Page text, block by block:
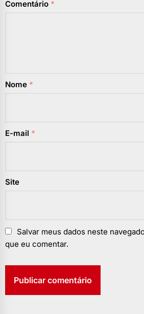
Comentário *
Nome *
E-mail *
Site
Salvar meus dados neste
que eu comentar.